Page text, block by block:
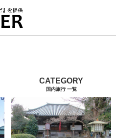
国内旅行 一覧